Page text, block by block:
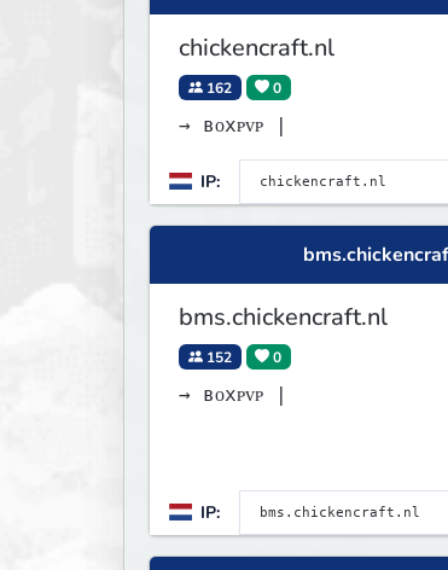
chickencraft.nl
162 0
→ ʙᴏxᴘᴠᴘ |
IP:
bms.chickencraft.nl
152 0
→ ʙᴏxᴘᴠᴘ |
IP: